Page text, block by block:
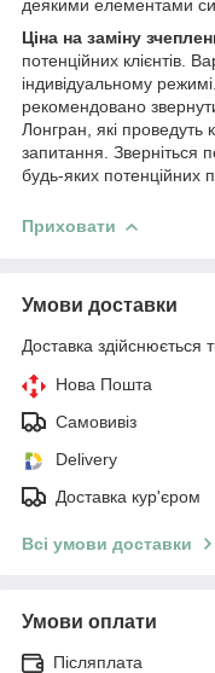
деякими елементами
Ціна на заміну
потенційних клієнтів.
індивідуальному
рекомендовано
Лонгран, які проведуть
запитання. Зверніться
будь-яких потенційних
Приховати
Умови доставки
Доставка здійснюється
Нова Пошта
Самовивіз
Delivery
Доставка кур'єром
Всі умови доставки
Умови оплати
Післяплата